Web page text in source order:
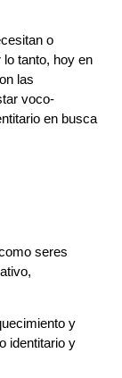
o
tanto, hoy en
las
voco-
en busca
seres
y
identitario y